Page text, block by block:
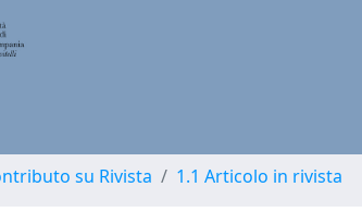
su Rivista 1.1 Articolo in rivista